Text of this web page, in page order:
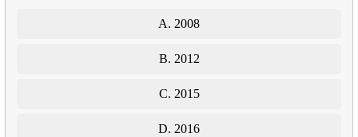
A. 2008
B. 2012
C. 2015
D. 2016